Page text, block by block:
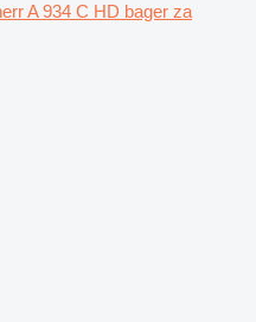
A 934 C HD bager za